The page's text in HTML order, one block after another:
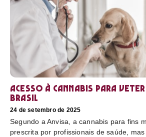
Acesso à cannabis para
Brasil
24 de setembro de 2025
Segundo a Anvisa, a cannabis para fins
prescrita por profissionais de saúde,